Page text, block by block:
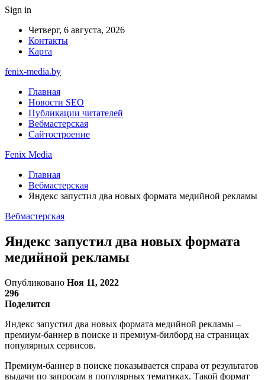
Sign in
Четверг, 6 августа, 2026
Контакты
Карта
fenix-media.by
Главная
Новости SEO
Публикации читателей
Вебмастерская
Сайтостроение
Fenix Media
Главная
Вебмастерская
Яндекс запустил два новых формата медийной рекламы
Вебмастерская
Яндекс запустил два новых формата
медийной рекламы
Опубликовано Ноя 11, 2022
296
Поделится
Яндекс запустил два новых формата медийной рекламы –
премиум-баннер в поиске и премиум-билборд на страницах
популярных сервисов.
Премиум-баннер в поиске показывается справа от результатов
выдачи по запросам в популярных тематиках. Такой формат